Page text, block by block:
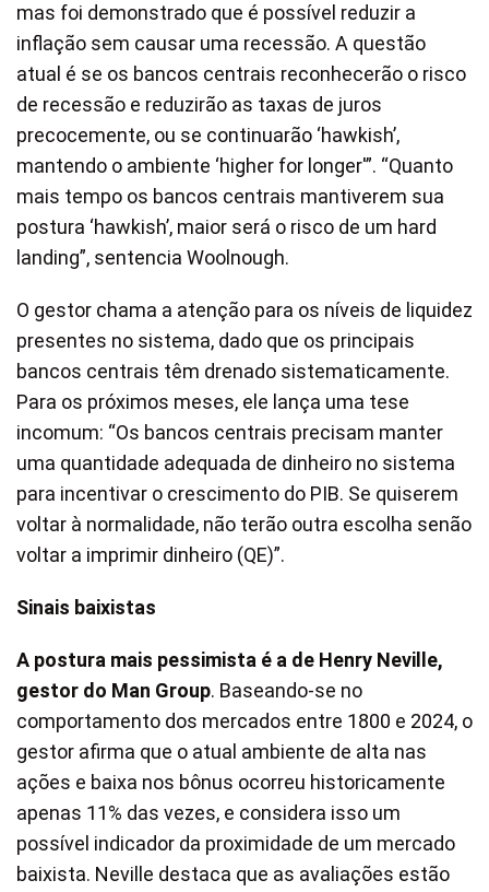
mas foi demonstrado que é possível reduzir a
inflação sem causar uma recessão. A questão
atual é se os bancos centrais reconhecerão o risco
de recessão e reduzirão as taxas de juros
precocemente, ou se continuarão ‘hawkish’,
mantendo o ambiente ‘higher for longer'”. “Quanto
mais tempo os bancos centrais mantiverem sua
postura ‘hawkish’, maior será o risco de um hard
landing”, sentencia Woolnough.
O gestor chama a atenção para os níveis de liquidez
presentes no sistema, dado que os principais
bancos centrais têm drenado sistematicamente.
Para os próximos meses, ele lança uma tese
incomum: “Os bancos centrais precisam manter
uma quantidade adequada de dinheiro no sistema
para incentivar o crescimento do PIB. Se quiserem
voltar à normalidade, não terão outra escolha senão
voltar a imprimir dinheiro (QE)”.
Sinais baixistas
A postura mais pessimista é a de Henry Neville,
gestor do Man Group. Baseando-se no
comportamento dos mercados entre 1800 e 2024, o
gestor afirma que o atual ambiente de alta nas
ações e baixa nos bônus ocorreu historicamente
apenas 11% das vezes, e considera isso um
possível indicador da proximidade de um mercado
baixista. Neville destaca que as avaliações estão